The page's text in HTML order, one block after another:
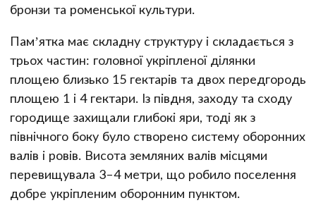
бронзи та роменської культури.
Пам’ятка має складну структуру і складається з
трьох частин: головної укріпленої ділянки
площею близько 15 гектарів та двох передгородь
площею 1 і 4 гектари. Із півдня, заходу та сходу
городище захищали глибокі яри, тоді як з
північного боку було створено систему оборонних
валів і ровів. Висота земляних валів місцями
перевищувала 3–4 метри, що робило поселення
добре укріпленим оборонним пунктом.